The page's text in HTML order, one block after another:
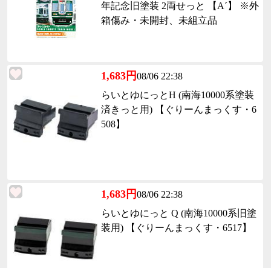
年記念旧塗装 2両せっと 【A´】 ※外
箱傷み・未開封、未組立品
1,683円08/06 22:38
らいとゆにっとH (南海10000系塗装
済きっと用) 【ぐりーんまっくす・6
508】
1,683円08/06 22:38
らいとゆにっと Q (南海10000系旧塗
装用) 【ぐりーんまっくす・6517】